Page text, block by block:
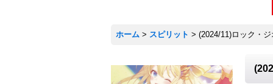
ホーム > スピリット > (2024/11)ロック・